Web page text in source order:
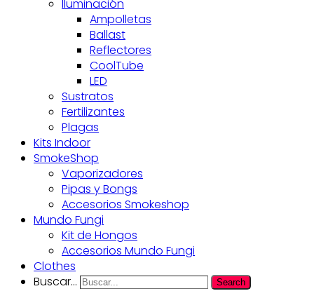
Iluminación
Ampolletas
Ballast
Reflectores
CoolTube
LED
Sustratos
Fertilizantes
Plagas
Kits Indoor
SmokeShop
Vaporizadores
Pipas y Bongs
Accesorios Smokeshop
Mundo Fungi
Kit de Hongos
Accesorios Mundo Fungi
Clothes
Buscar...
Search